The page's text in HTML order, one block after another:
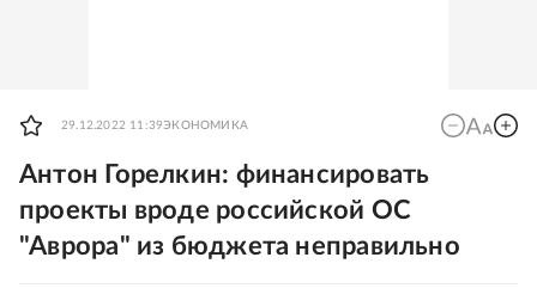
29.12.2022 11:39ЭКОНОМИКА
Антон Горелкин: финансировать
проекты вроде российской ОС
"Аврора" из бюджета неправильно